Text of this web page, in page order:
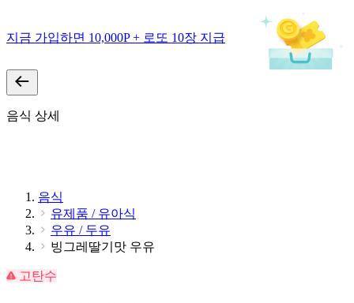
지금 가입하면 10,000P + 로또 10장 지급
음식 상세
음식
유제품 / 유아식
우유 / 두유
빙그레딸기맛 우유
고탄수